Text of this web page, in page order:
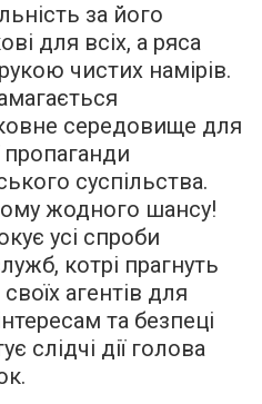
за його
для всіх, а ряса
чистих намірів.
середовище для
пропаганди
суспільства.
жодного шансу!
усі спроби
котрі прагнуть
агентів для
та безпеці
слідчі дії голова